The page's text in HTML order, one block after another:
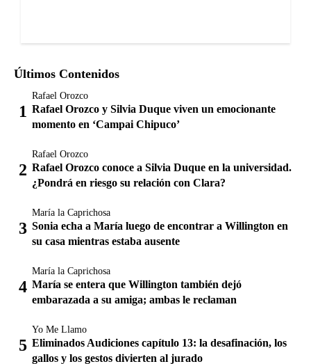
Últimos Contenidos
Rafael Orozco
Rafael Orozco y Silvia Duque viven un emocionante
momento en ‘Campai Chipuco’
Rafael Orozco
Rafael Orozco conoce a Silvia Duque en la universidad.
¿Pondrá en riesgo su relación con Clara?
María la Caprichosa
Sonia echa a María luego de encontrar a Willington en
su casa mientras estaba ausente
María la Caprichosa
María se entera que Willington también dejó
embarazada a su amiga; ambas le reclaman
Yo Me Llamo
Eliminados Audiciones capítulo 13: la desafinación, los
gallos y los gestos divierten al jurado